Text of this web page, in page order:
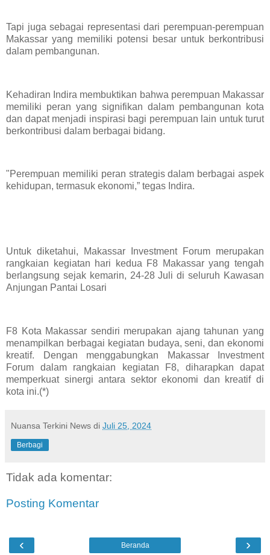
Tapi juga sebagai representasi dari perempuan-perempuan
Makassar yang memiliki potensi besar untuk berkontribusi
dalam pembangunan.
Kehadiran Indira membuktikan bahwa perempuan Makassar
memiliki peran yang signifikan dalam pembangunan kota
dan dapat menjadi inspirasi bagi perempuan lain untuk turut
berkontribusi dalam berbagai bidang.
"Perempuan memiliki peran strategis dalam berbagai aspek
kehidupan, termasuk ekonomi,” tegas Indira.
Untuk diketahui, Makassar Investment Forum merupakan
rangkaian kegiatan hari kedua F8 Makassar yang tengah
berlangsung sejak kemarin, 24-28 Juli di seluruh Kawasan
Anjungan Pantai Losari
F8 Kota Makassar sendiri merupakan ajang tahunan yang
menampilkan berbagai kegiatan budaya, seni, dan ekonomi
kreatif. Dengan menggabungkan Makassar Investment
Forum dalam rangkaian kegiatan F8, diharapkan dapat
memperkuat sinergi antara sektor ekonomi dan kreatif di
kota ini.(*)
Nuansa Terkini News di Juli 25, 2024
Berbagi
Tidak ada komentar:
Posting Komentar
‹ ›
Beranda